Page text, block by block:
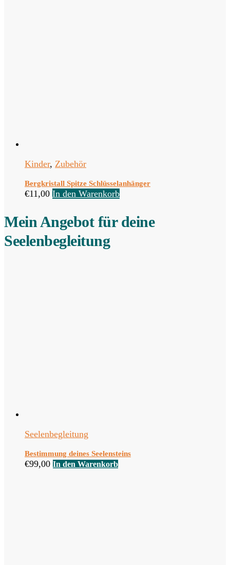
Kinder, Zubehör
Bergkristall Spitze Schlüsselanhänger
€11,00 In den Warenkorb
Mein Angebot für deine
Seelenbegleitung
Seelenbegleitung
Bestimmung deines Seelensteins
€99,00 In den Warenkorb